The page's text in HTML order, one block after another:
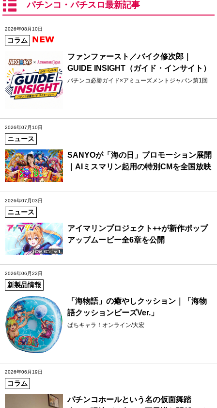
パチンコ・パチスロ最新記事
2026年08月10日
コラム
ファンファースト／バイク修次郎｜
GUIDE INSIGHT（ガイド・インサイト）
パチンコ必勝ガイド×アミューズメントジャパン第1回
2026年07月10日
ニュース
SANYOが「海の日」プロモーション展開
｜AIミスマリン起用の特別CMを全国放映
2026年07月03日
ニュース
アイマリンプロジェクト++が新作ポップ
アップムービー全6章を公開
2026年06月22日
新製品情報
「海物語」の癒やしクッション｜「海物
語クッションビーズVer.」
ぱちキャラ！オンライン/大宏
2026年06月19日
コラム
パチンコホールという名の仮面舞踏